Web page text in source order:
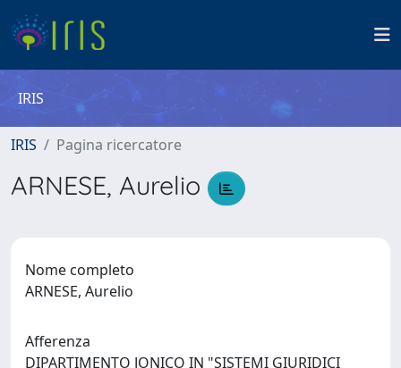
IRIS
IRIS Pagina ricercatore
ARNESE, Aurelio
Nome completo
ARNESE, Aurelio
Afferenza
DIPARTIMENTO JONICO IN "SISTEMI GIURIDICI